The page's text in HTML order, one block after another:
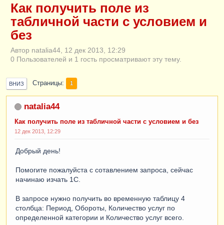
Как получить поле из
табличной части с условием и
без
Автор natalia44, 12 дек 2013, 12:29
0 Пользователей и 1 гость просматривают эту тему.
ВНИЗ Страницы 1
natalia44
Как получить поле из табличной части с условием и без
12 дек 2013, 12:29
Добрый день!
Помогите пожалуйста с сотавлением запроса, сейчас
начинаю изчать 1С.
В запросе нужно получить во временную таблицу 4
столбца: Период, Обороты, Количество услуг по
определенной категории и Количество услуг всего.